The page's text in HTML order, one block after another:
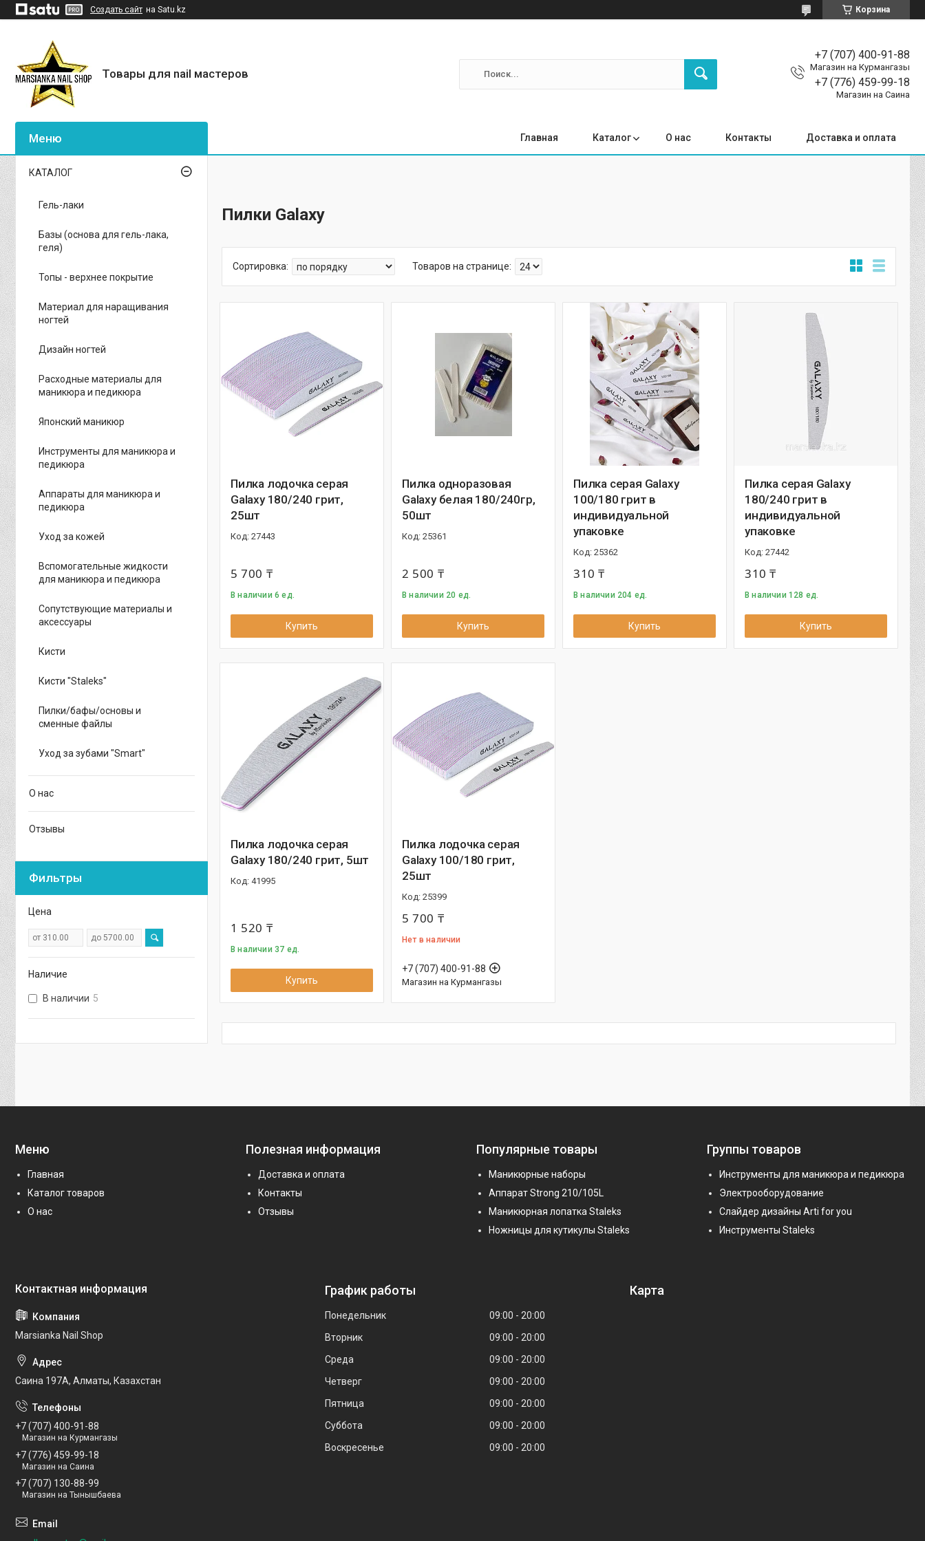
Создать сайт на Satu.kz Корзина
Товары для nail мастеров
+7 (707) 400-91-88
Магазин на Курмангазы
+7 (776) 459-99-18
Магазин на Саина
Главная Каталог О нас Контакты Доставка и оплата
Пилки Galaxy
Пилка лодочка серая
Galaxy 180/240 грит,
25шт
27443
5 700 ₸
В наличии 6 ед.
Купить
Пилка одноразовая
Galaxy белая 180/240гр,
50шт
25361
2 500 ₸
В наличии 20 ед.
Купить
Пилка серая Galaxy
100/180 грит в
индивидуальной
упаковке
25362
310 ₸
В наличии 204 ед.
Купить
Пилка серая Galaxy
180/240 грит в
индивидуальной
упаковке
27442
310 ₸
В наличии 128 ед.
Купить
Пилка лодочка серая
Galaxy 180/240 грит, 5шт
41995
1 520 ₸
В наличии 37 ед.
Купить
Пилка лодочка серая
Galaxy 100/180 грит,
25шт
25399
5 700 ₸
Нет в наличии
+7 (707) 400-91-88
Магазин на Курмангазы
КАТАЛОГ
Гель-лаки
Базы (основа для гель-лака,
геля)
Топы - верхнее покрытие
Материал для наращивания
ногтей
Дизайн ногтей
Расходные материалы для
маникюра и педикюра
Японский маникюр
Инструменты для маникюра и
педикюра
Аппараты для маникюра и
педикюра
Уход за кожей
Вспомогательные жидкости
для маникюра и педикюра
Сопутствующие материалы и
аксессуары
Кисти
Кисти "Staleks"
Пилки/бафы/основы и
сменные файлы
Уход за зубами "Smart"
О нас
Отзывы
Фильтры
Цена
Наличие
В наличии 5
Меню
Главная
Каталог товаров
О нас
Полезная информация
Доставка и оплата
Контакты
Отзывы
Популярные товары
Маникюрные наборы
Аппарат Strong 210/105L
Маникюрная лопатка Staleks
Ножницы для кутикулы Staleks
Группы товаров
Инструменты для маникюра и педикюра
Электрооборудование
Слайдер дизайны Arti for you
Инструменты Staleks
Marsianka Nail Shop
Саина 197А, Алматы, Казахстан
+7 (707) 400-91-88
Магазин на Курмангазы
+7 (776) 459-99-18
Магазин на Саина
+7 (707) 130-88-99
Магазин на Тынышбаева
График работы
Понедельник 09:00
20:00
Вторник
09:00
20:00
Среда
09:00
20:00
Четверг
09:00
20:00
Пятница
09:00
20:00
Суббота
09:00
20:00
Воскресенье
09:00 20:00
Карта